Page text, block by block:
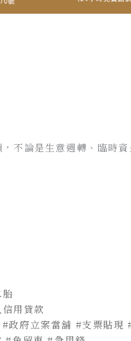
不論是生意週轉、臨時
用貸款
#政府立案當舖 #支票貼現